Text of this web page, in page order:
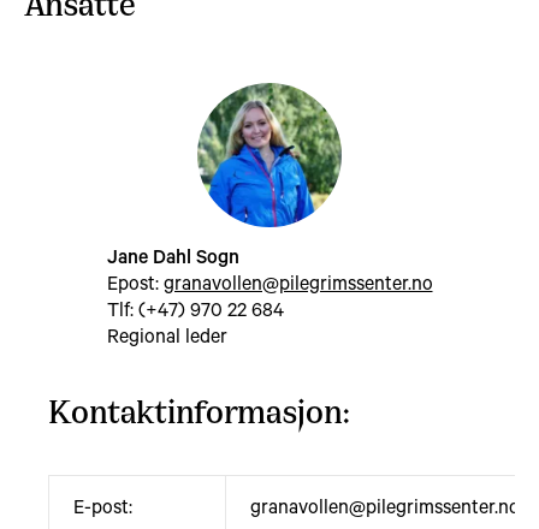
Jane Dahl Sogn
Epost: granavollen@pilegrimssenter.no
Tlf: (+47) 970 22 684
Regional leder
Kontaktinformasjon:
E-post:
granavollen@pilegrimssenter.no